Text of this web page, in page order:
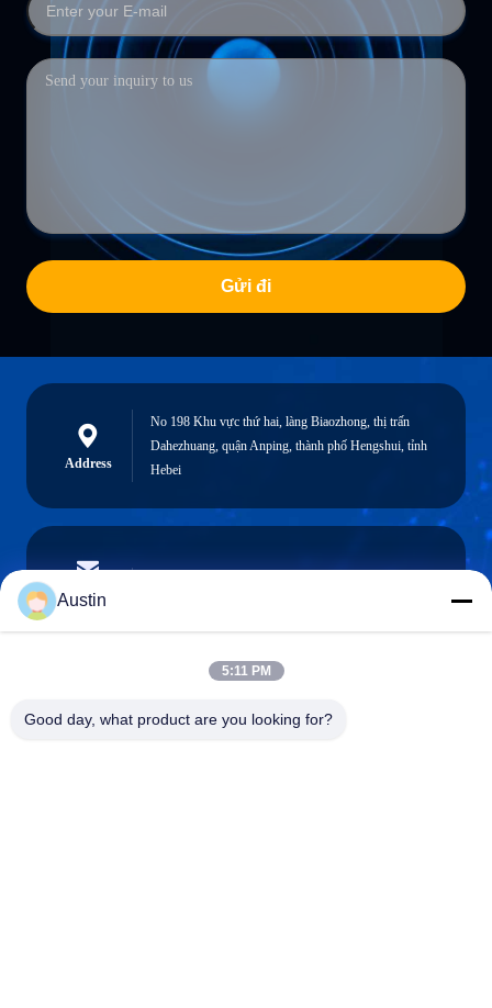
Gửi đi
Address
No 198 Khu vực thứ hai, làng Biaozhong, thị trấn
Dahezhuang, quận Anping, thành phố Hengshui, tỉnh
Hebei
E-mail
Phone
Austin
5:11 PM
Good day, what product are you looking for?